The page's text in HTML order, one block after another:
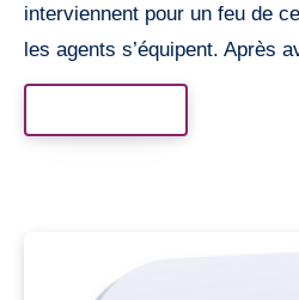
interviennent pour un feu de
les agents s’équipent. Après